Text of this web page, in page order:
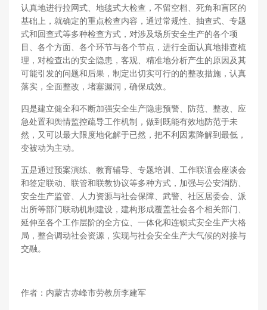
认真地进行拉网式、地毯式大检查，不留空档、死角和盲区的
基础上，就确定的重点检查内容，通过常规性、抽查式、专题
式和回查式等多种检查方式，对涉及场所安全生产的各个项
目、各个方面、各个环节与各个节点，进行全面认真地排查梳
理，对检查出的安全隐患，客观、精准地分析产生的原因及其
可能引发的问题和后果，制定出切实可行的的整改措施，认真
落实，全面整改，堵塞漏洞，确保成效。
四是建立健全和不断加强安全生产隐患预警、防范、整改、应
急处置和舆情监控疏导工作机制，做到既能有效地防范于未
然，又可以最大限度地化解于已然，把不利因素降解到最低，
变被动为主动。
五是通过预案演练、教育辅导、专题培训、工作联谊会座谈会
和签定联动、联管和联教协议等多种方式，加强与公安消防、
安全生产监管、人力资源与社会保障、武警、社区居委会、派
出所等部门联动机制建设，建构形成覆盖社会各个相关部门、
延伸至各个工作层阶的全方位、一体化和连锁式安全生产大格
局，整合调动社会资源，实现与社会安全生产大气候的对接与
交融。
作者：内蒙古赤峰市劳教所李建军